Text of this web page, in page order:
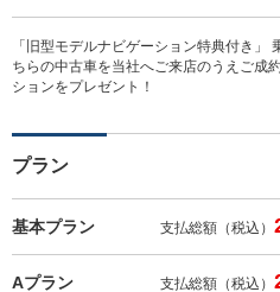
「旧型モデルナビゲーション特典付き」
ちらの中古車を当社へご来店のうえご成
ションをプレゼント！
プラン
基本プラン 支払総額（税込）
Aプラン 支払総額（税込）